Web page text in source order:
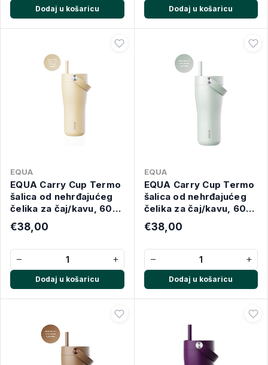
Dodaj u košaricu Dodaj u košaricu
EQUA
EQUA Carry Cup Termo
šalica od nehrđajućeg
čelika za čaj/kavu, 600
ml, Butter
€38,00
− +
Dodaj u košaricu
EQUA
EQUA Carry Cup Termo
šalica od nehrđajućeg
čelika za čaj/kavu, 600
ml, Mint
€38,00
− +
Dodaj u košaricu